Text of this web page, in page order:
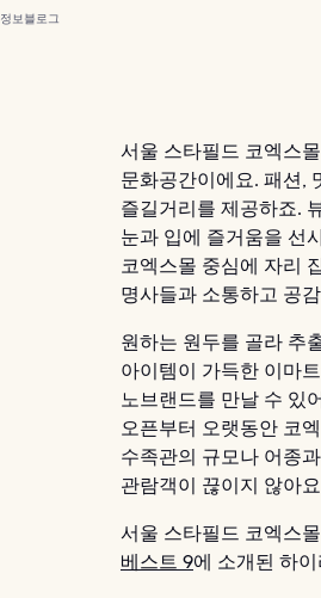
정보블로그
서울 스타필드 코엑스
문화공간이에요. 패션,
즐길거리를 제공하죠.
눈과 입에 즐거움을 선
코엑스몰 중심에 자리
명사들과 소통하고 공
원하는 원두를 골라 추
아이템이 가득한 이마
노브랜드를 만날 수 있
오픈부터 오랫동안 코
수족관의 규모나 어종
관람객이 끊이지 않아
서울 스타필드 코엑스
베스트 9에 소개된 하